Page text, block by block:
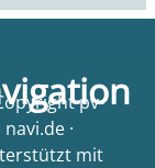
pv-
navi.de ·
mit